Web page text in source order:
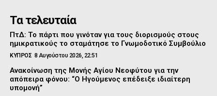
Τα τελευταία
ΠτΔ: Το πάρτι που γινόταν για τους διορισμούς στους
ημικρατικούς το σταμάτησε το Γνωμοδοτικό Συμβούλιο
ΚΥΠΡΟΣ 8 Αυγούστου 2026, 22:51
Ανακοίνωση της Μονής Αγίου Νεοφύτου για την
απόπειρα φόνου: “Ο Ηγούμενος επέδειξε ιδιαίτερη
υπομονή”